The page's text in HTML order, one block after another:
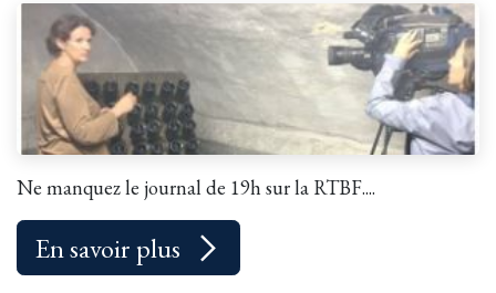
Ne manquez le journal de 19h sur la RTBF....
En savoir plus